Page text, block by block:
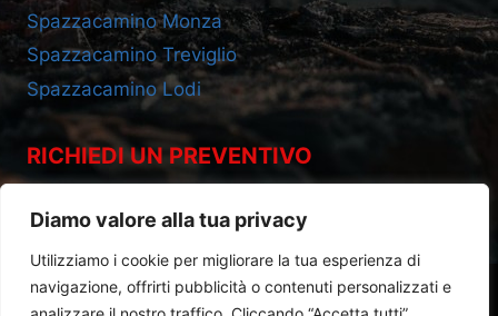
Diamo valore alla tua privacy
Utilizziamo i cookie per migliorare la tua esperienza di
navigazione, offrirti pubblicità o contenuti personalizzati e
Spazzacamino Monza
Spazzacamino Treviglio
Spazzacamino Lodi
RICHIEDI UN PREVENTIVO
Cell 393.2685695